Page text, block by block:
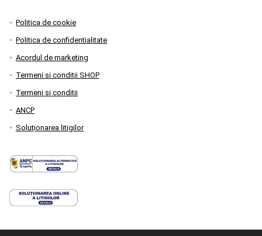
Politica de cookie
Politica de confidentialitate
Acordul de marketing
Termeni si conditii SHOP
Termeni si conditii
ANCP
Soluționarea litigilor